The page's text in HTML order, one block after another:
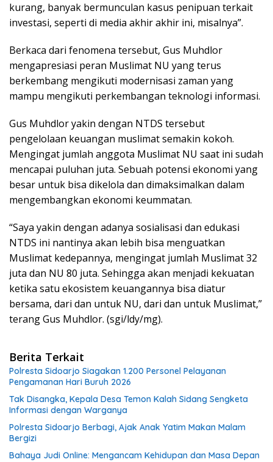
kurang, banyak bermunculan kasus penipuan terkait
investasi, seperti di media akhir akhir ini, misalnya”.
Berkaca dari fenomena tersebut, Gus Muhdlor
mengapresiasi peran Muslimat NU yang terus
berkembang mengikuti modernisasi zaman yang
mampu mengikuti perkembangan teknologi informasi.
Gus Muhdlor yakin dengan NTDS tersebut
pengelolaan keuangan muslimat semakin kokoh.
Mengingat jumlah anggota Muslimat NU saat ini sudah
mencapai puluhan juta. Sebuah potensi ekonomi yang
besar untuk bisa dikelola dan dimaksimalkan dalam
mengembangkan ekonomi keummatan.
“Saya yakin dengan adanya sosialisasi dan edukasi
NTDS ini nantinya akan lebih bisa menguatkan
Muslimat kedepannya, mengingat jumlah Muslimat 32
juta dan NU 80 juta. Sehingga akan menjadi kekuatan
ketika satu ekosistem keuangannya bisa diatur
bersama, dari dan untuk NU, dari dan untuk Muslimat,”
terang Gus Muhdlor. (sgi/ldy/mg).
Berita Terkait
Polresta Sidoarjo Siagakan 1.200 Personel Pelayanan
Pengamanan Hari Buruh 2026
Tak Disangka, Kepala Desa Temon Kalah Sidang Sengketa
Informasi dengan Warganya
Polresta Sidoarjo Berbagi, Ajak Anak Yatim Makan Malam
Bergizi
Bahaya Judi Online: Mengancam Kehidupan dan Masa Depan